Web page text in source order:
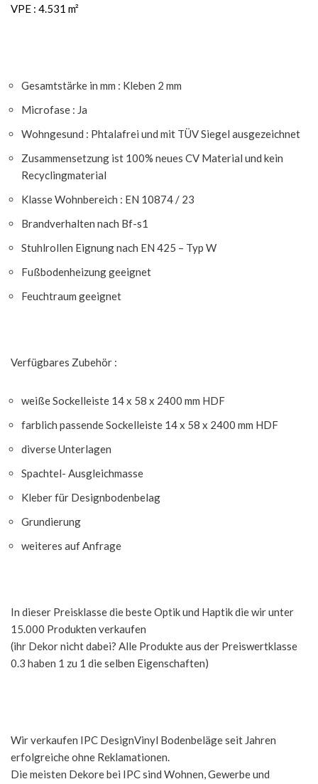
VPE : 4.531 m²
Gesamtstärke in mm : Kleben 2 mm
Microfase : Ja
Wohngesund : Phtalafrei und mit TÜV Siegel ausgezeichnet
Zusammensetzung ist 100% neues CV Material und kein
Recyclingmaterial
Klasse Wohnbereich : EN 10874 / 23
Brandverhalten nach Bf-s1
Stuhlrollen Eignung nach EN 425 – Typ W
Fußbodenheizung geeignet
Feuchtraum geeignet
Verfügbares Zubehör :
weiße Sockelleiste 14 x 58 x 2400 mm HDF
farblich passende Sockelleiste 14 x 58 x 2400 mm HDF
diverse Unterlagen
Spachtel- Ausgleichmasse
Kleber für Designbodenbelag
Grundierung
weiteres auf Anfrage
In dieser Preisklasse die beste Optik und Haptik die wir unter
15.000 Produkten verkaufen
(ihr Dekor nicht dabei? Alle Produkte aus der Preiswertklasse
0.3 haben 1 zu 1 die selben Eigenschaften)
Wir verkaufen IPC DesignVinyl Bodenbeläge seit Jahren
erfolgreiche ohne Reklamationen.
Die meisten Dekore bei IPC sind Wohnen, Gewerbe und